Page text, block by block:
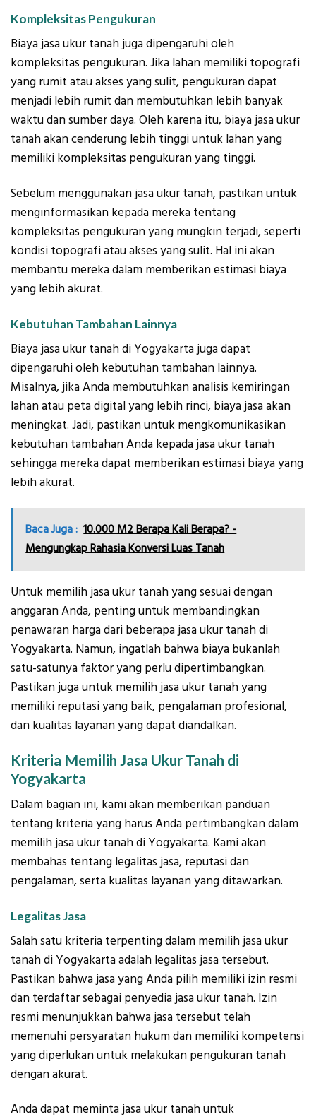
Kompleksitas Pengukuran
Biaya jasa ukur tanah juga dipengaruhi oleh
kompleksitas pengukuran. Jika lahan memiliki topografi
yang rumit atau akses yang sulit, pengukuran dapat
menjadi lebih rumit dan membutuhkan lebih banyak
waktu dan sumber daya. Oleh karena itu, biaya jasa ukur
tanah akan cenderung lebih tinggi untuk lahan yang
memiliki kompleksitas pengukuran yang tinggi.
Sebelum menggunakan jasa ukur tanah, pastikan untuk
menginformasikan kepada mereka tentang
kompleksitas pengukuran yang mungkin terjadi, seperti
kondisi topografi atau akses yang sulit. Hal ini akan
membantu mereka dalam memberikan estimasi biaya
yang lebih akurat.
Kebutuhan Tambahan Lainnya
Biaya jasa ukur tanah di Yogyakarta juga dapat
dipengaruhi oleh kebutuhan tambahan lainnya.
Misalnya, jika Anda membutuhkan analisis kemiringan
lahan atau peta digital yang lebih rinci, biaya jasa akan
meningkat. Jadi, pastikan untuk mengkomunikasikan
kebutuhan tambahan Anda kepada jasa ukur tanah
sehingga mereka dapat memberikan estimasi biaya yang
lebih akurat.
Baca Juga : 10.000 M2 Berapa Kali Berapa? -
Mengungkap Rahasia Konversi Luas Tanah
Untuk memilih jasa ukur tanah yang sesuai dengan
anggaran Anda, penting untuk membandingkan
penawaran harga dari beberapa jasa ukur tanah di
Yogyakarta. Namun, ingatlah bahwa biaya bukanlah
satu-satunya faktor yang perlu dipertimbangkan.
Pastikan juga untuk memilih jasa ukur tanah yang
memiliki reputasi yang baik, pengalaman profesional,
dan kualitas layanan yang dapat diandalkan.
Kriteria Memilih Jasa Ukur Tanah di
Yogyakarta
Dalam bagian ini, kami akan memberikan panduan
tentang kriteria yang harus Anda pertimbangkan dalam
memilih jasa ukur tanah di Yogyakarta. Kami akan
membahas tentang legalitas jasa, reputasi dan
pengalaman, serta kualitas layanan yang ditawarkan.
Legalitas Jasa
Salah satu kriteria terpenting dalam memilih jasa ukur
tanah di Yogyakarta adalah legalitas jasa tersebut.
Pastikan bahwa jasa yang Anda pilih memiliki izin resmi
dan terdaftar sebagai penyedia jasa ukur tanah. Izin
resmi menunjukkan bahwa jasa tersebut telah
memenuhi persyaratan hukum dan memiliki kompetensi
yang diperlukan untuk melakukan pengukuran tanah
dengan akurat.
Anda dapat meminta jasa ukur tanah untuk